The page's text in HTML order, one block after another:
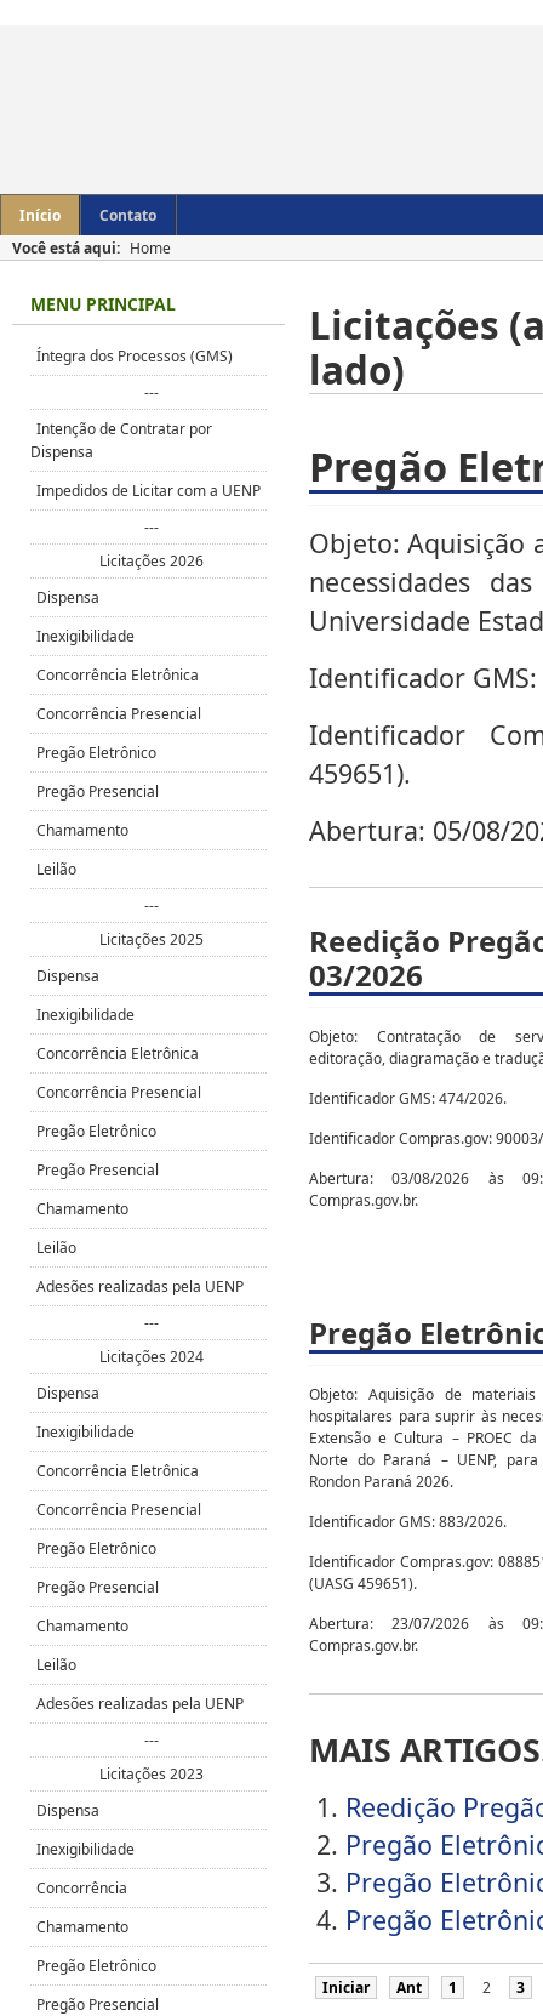
Início
Contato
Você está aqui: Home
Licitações
lado)
Pregão
Objeto: Aquisição
necessidades
Universidade
Identificador
Identificador
459651).
Abertura: 05/08/
Reedição
03/2026
Objeto: Contratação de
editoração, diagramação e
Identificador GMS: 474/2026.
Identificador Compras.gov:
Abertura: 03/08/2026 às
Compras.gov.br.
Pregão
Objeto: Aquisição de
hospitalares para suprir às
Extensão e Cultura – PROEC
Norte do Paraná – UENP,
Rondon Paraná 2026.
Identificador GMS: 883/2026.
Identificador Compras.gov:
(UASG 459651).
Abertura: 23/07/2026 às
Compras.gov.br.
MAIS
Reedição
Pregão
Pregão
Pregão
Iniciar Ant 1 2 3
MENU PRINCIPAL
Íntegra dos Processos (GMS)
---
Intenção de Contratar por
Dispensa
Impedidos de Licitar com a UENP
---
Licitações 2026
Dispensa
Inexigibilidade
Concorrência Eletrônica
Concorrência Presencial
Pregão Eletrônico
Pregão Presencial
Chamamento
Leilão
---
Licitações 2025
Dispensa
Inexigibilidade
Concorrência Eletrônica
Concorrência Presencial
Pregão Eletrônico
Pregão Presencial
Chamamento
Leilão
Adesões realizadas pela UENP
---
Licitações 2024
Dispensa
Inexigibilidade
Concorrência Eletrônica
Concorrência Presencial
Pregão Eletrônico
Pregão Presencial
Chamamento
Leilão
Adesões realizadas pela UENP
---
Licitações 2023
Dispensa
Inexigibilidade
Concorrência
Chamamento
Pregão Eletrônico
Pregão Presencial